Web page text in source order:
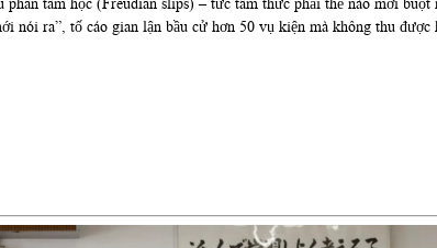
tâm học (Freudian slips) – tức tâm thức phải thế nào mới
nói ra”, tố cáo gian lận bầu cử hơn 50 vụ kiện mà không thu được